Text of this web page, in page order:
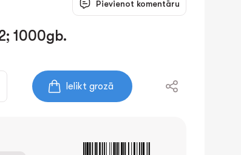
Pievienot komentāru
1000gb.
Ielikt grozā